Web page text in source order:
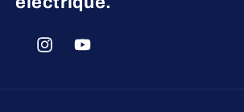
InstagramYouTube